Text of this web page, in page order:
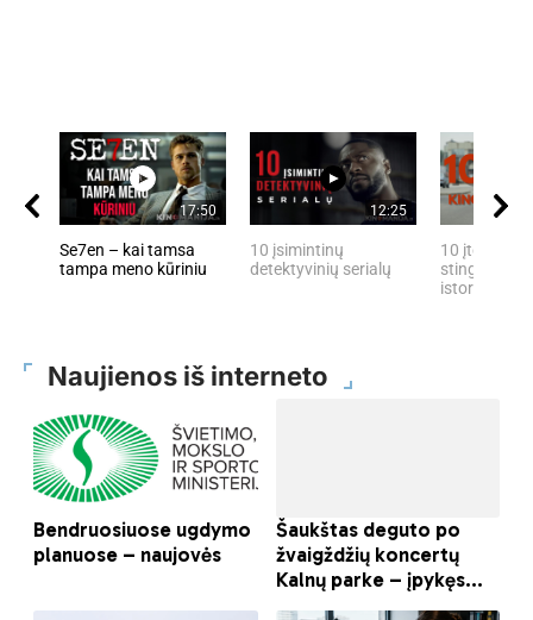
17:50
Se7en – kai tamsa
tampa meno kūriniu
12:25
10 įsimintinų
detektyvinių serialų
10 įtemptų,
stingdančių
istorijų
Naujienos iš interneto